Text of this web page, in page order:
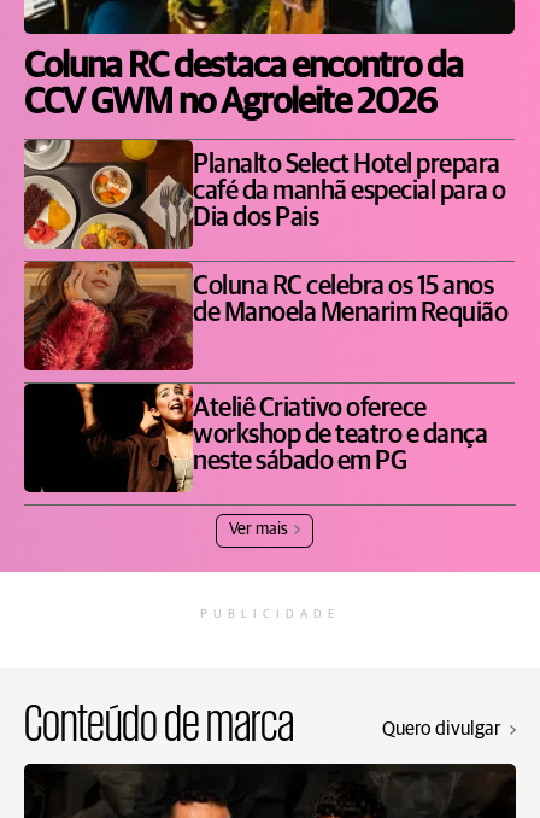
Coluna RC destaca encontro da
CCV GWM no Agroleite 2026
Planalto Select Hotel prepara
café da manhã especial para o
Dia dos Pais
Coluna RC celebra os 15 anos
de Manoela Menarim Requião
Ateliê Criativo oferece
workshop de teatro e dança
neste sábado em PG
Ver mais
PUBLICIDADE
Conteúdo de marca Quero divulgar